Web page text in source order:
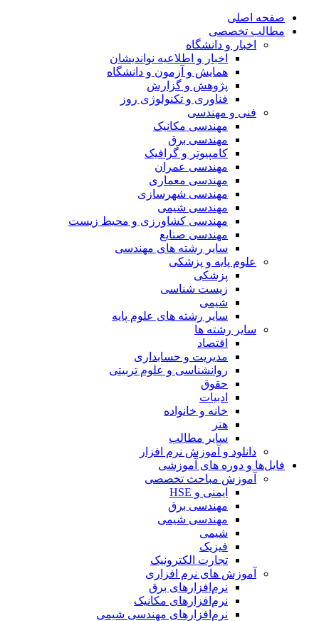
صفحه اصلی
مطالب تخصصی
اخبار و دانشگاه
اخبار و اطلاعیه نواندیشان
همایش و آزمون و دانشگاه
پژوهش و گزارش
فناوری و تکنولوژی روز
فنی و مهندسی
مهندسی مکانیک
مهندسی برق
کامپیوتر و گرافیک
مهندسی عمران
مهندسی معماری
مهندسی شهرسازی
مهندسی شیمی
مهندسی کشاورزی و محیط زیست
مهندسی صنایع
سایر رشته های مهندسی
علوم پایه و پزشکی
پزشکی
زیست شناسی
شیمی
سایر رشته های علوم پایه
سایر رشته ها
اقتصاد
مدیریت و حسابداری
روانشناسی و علوم تربیتی
حقوق
ادبیات
خانه و خانواده
هنر
سایر مطالب
دانلود و آموزش نرم افزار
فایل‌ها و دوره های آموزشی
آموزش مباحث تخصصی
ایمنی و HSE
مهندسی برق
مهندسی شیمی
شیمی
فیزیک
تجارت الکترونیک
آموزش های نرم افزاری
نرم‌افزارهای برق
نرم‌افزارهای مکانیک
نرم‌افزارهای مهندسی شیمی